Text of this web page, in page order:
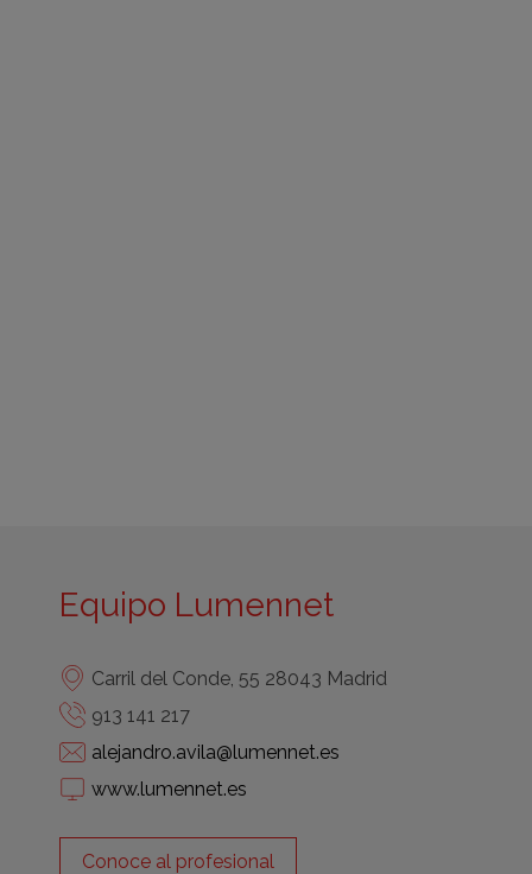
Equipo Lumennet
Carril del Conde, 55 28043 Madrid
913 141 217
alejandro.avila@lumennet.es
www.lumennet.es
Conoce al profesional